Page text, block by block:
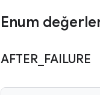
Enum
AFTER FAILURE